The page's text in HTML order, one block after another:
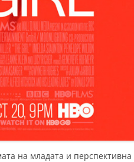
на младата и перспективна